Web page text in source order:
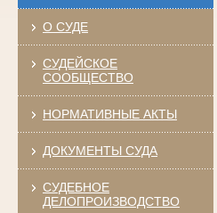
О СУДЕ
СУДЕЙСКОЕ
СООБЩЕСТВО
НОРМАТИВНЫЕ АКТЫ
ДОКУМЕНТЫ СУДА
СУДЕБНОЕ
ДЕЛОПРОИЗВОДСТВО